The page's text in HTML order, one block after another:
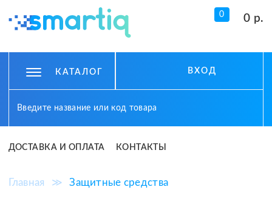
0 0 р.
КАТАЛОГ ВХОД
ДОСТАВКА И ОПЛАТА КОНТАКТЫ
Главная ≫ Защитные средства